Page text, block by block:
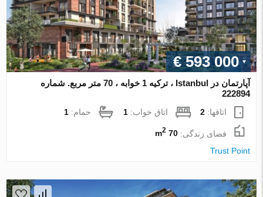
€ 593 000
آپارتمان در Istanbul ، ترکیه 1 خوابه ، 70 متر مربع. شماره
222894
اتاقها:2 اتاق خواب:1 حمام:1
فضای زندگی:70 m
2
Trust Point